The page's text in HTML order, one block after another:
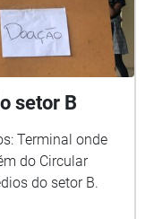
setor B
Terminal onde
do Circular
do setor B.